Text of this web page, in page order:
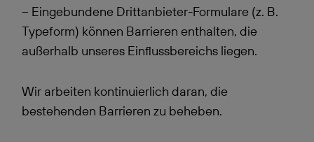
– Eingebundene Drittanbieter-Formulare (z. B.
Typeform) können Barrieren enthalten, die
außerhalb unseres Einflussbereichs liegen.
Wir arbeiten kontinuierlich daran, die
bestehenden Barrieren zu beheben.